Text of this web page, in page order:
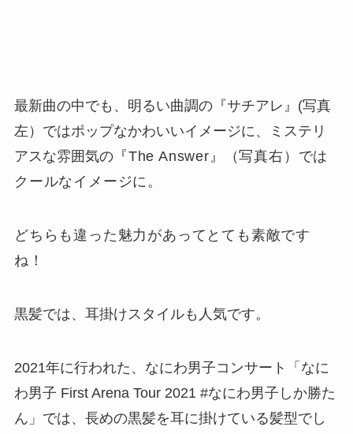
最新曲の中でも、明るい曲調の『サチアレ』(写真
左）ではポップなかわいいイメージに、ミステリ
アスな雰囲気の『The Answer』（写真右）では
クールなイメージに。
どちらも違った魅力があってとても素敵です
ね！
黒髪では、 耳掛けスタイルも人気です。
2021年に行われた、なにわ男子コンサート「なに
わ男子 First Arena Tour 2021 #なにわ男子しか勝た
ん」では、長めの黒髪を耳に掛けている髪型でし